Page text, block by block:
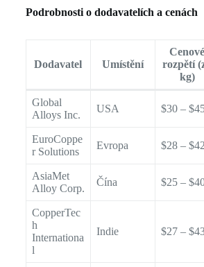
Podrobnosti o dodavatelích a cenách
Dodavatel Umístění
Cenové
rozpětí
kg)
Global
Alloys Inc.
USA $30 –
EuroCoppe
r Solutions
Evropa $28 – $42
AsiaMet
Alloy Corp.
Čína $25 –
CopperTec
h
Internationa
l
Indie $27 –